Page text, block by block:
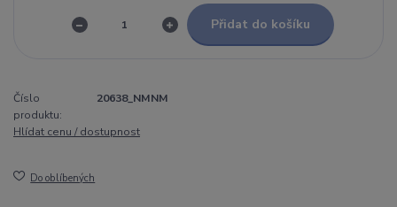
Přidat do košíku
Číslo
produktu:
20638_NMNM
Hlídat cenu / dostupnost
Do oblíbených